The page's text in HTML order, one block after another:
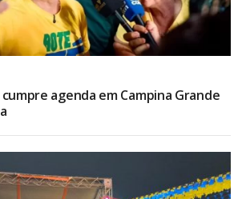
agenda em Campina Grande